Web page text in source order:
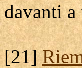
davanti
[21]